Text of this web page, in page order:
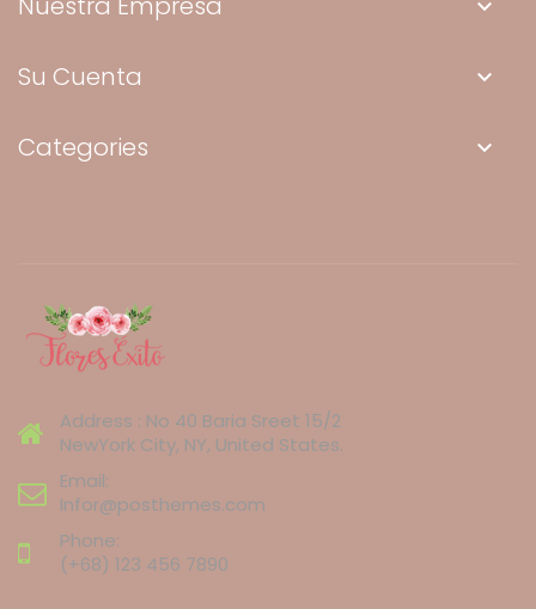
keyboard_arrow_down
Su Cuenta keyboard_arrow_down
Categories keyboard_arrow_down
Address : No 40 Baria Sreet 15/2
NewYork City, NY, United States.
Email:
Infor@posthemes.com
Phone:
(+68) 123 456 7890